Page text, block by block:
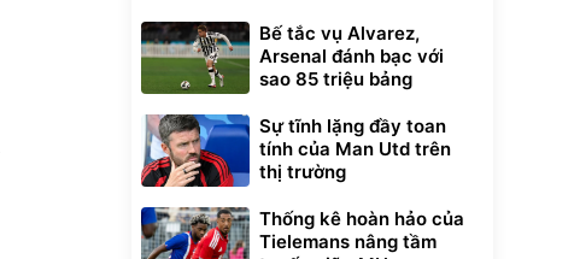
Bế tắc vụ Alvarez,
Arsenal đánh bạc với
sao 85 triệu bảng
Sự tĩnh lặng đầy toan
tính của Man Utd trên
thị trường
Thống kê hoàn hảo của
Tielemans nâng tầm